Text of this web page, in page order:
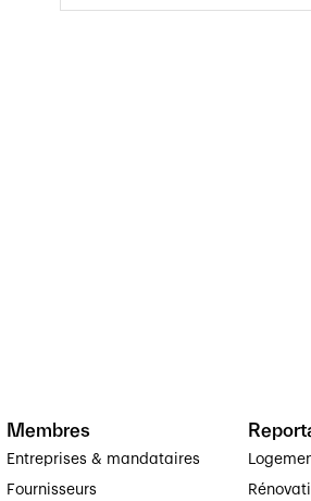
Membres
Entreprises & mandataires
Fournisseurs